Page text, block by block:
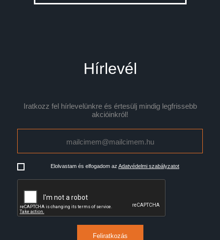
Hírlevél
Iratkozz fel hírlevelünkre és értesülj mindig legfrissebb
akcióinkról!
Elolvastam és elfogadom az Adatvédelmi szabályzatot
Feliratkozás